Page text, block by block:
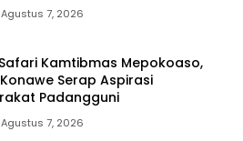
Agustus 7, 2026
Kamtibmas Mepokoaso,
Serap Aspirasi
Padangguni
Agustus 7, 2026